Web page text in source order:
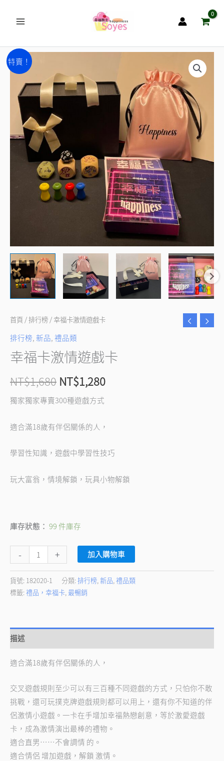
要
內特賣！
首頁 /排行榜 / 幸福卡激情遊戲卡
排行榜, 新品, 禮品類
幸福卡激情遊戲卡
NT$1,680
始
價
格：
NT$1,680。
NT$1,280
前
格：
NT$1,280。
獨家獨家專賣300種遊戲方式
適合滿18歲有伴侶關係的人，
學習性知識，遊戲中學習性技巧
玩大富翁，情境解鎖，玩具小物解鎖
庫存狀態： 99 件庫存
-
幸
福
戲
+ 加入購物車
貨號: 182020-1 分類: 排行榜 新品 禮品類
標籤: 禮品，幸福卡 最暢銷
描述
適合滿18歲有伴侶關係的人，
交叉遊戲規則至少可以有三百種不同遊戲的方式，只怕你不敢
挑戰，還可玩撲克牌遊戲規則都可以用上，還有你不知道的伴
侶激情小遊戲。一卡在手增加幸福熱戀創意，等於激愛遊戲
卡，成為激情演出最棒的禮物。
適合直男⋯⋯不會調情 的。
適合情侶 增加遊戲，解鎖 激情。